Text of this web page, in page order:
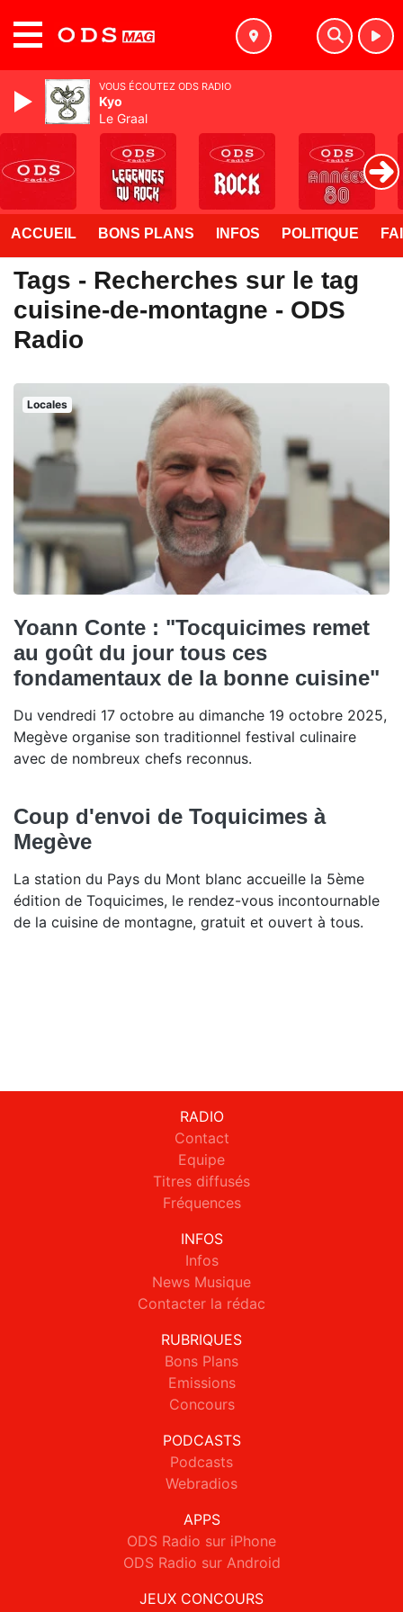
ACCUEIL BONS PLANS INFOS POLITIQUE
Tags - Recherches sur le tag
cuisine-de-montagne - ODS
Radio
Locales
Yoann Conte : "Tocquicimes remet
au goût du jour tous ces
fondamentaux de la bonne cuisine"
Du vendredi 17 octobre au dimanche 19 octobre 2025,
Megève organise son traditionnel festival culinaire
avec de nombreux chefs reconnus.
Coup d'envoi de Toquicimes à
Megève
La station du Pays du Mont blanc accueille la 5ème
édition de Toquicimes, le rendez-vous incontournable
de la cuisine de montagne, gratuit et ouvert à tous.
RADIO
Contact
Equipe
Titres diffusés
Fréquences
INFOS
Infos
News Musique
Contacter la rédac
RUBRIQUES
Bons Plans
Emissions
Concours
PODCASTS
Podcasts
Webradios
APPS
ODS Radio sur iPhone
ODS Radio sur Android
JEUX CONCOURS
VOUS ÉCOUTEZ ODS RADIO
Kyo
Le Graal